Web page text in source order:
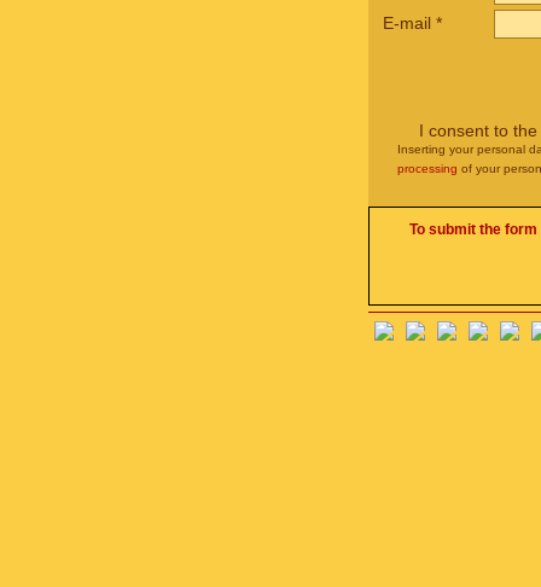
E-mail *
I consent to
Inserting your personal
processing of your
To submit the